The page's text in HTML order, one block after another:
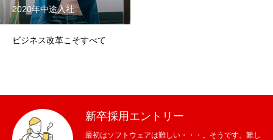
わたしたちの仕事
インタビュー
お知らせ
RECRUIT
2020年中途入社
ビジネス改革こそすべて
新卒採用エントリー
最初はソフトウェアは難しい・・・。そうです。難し